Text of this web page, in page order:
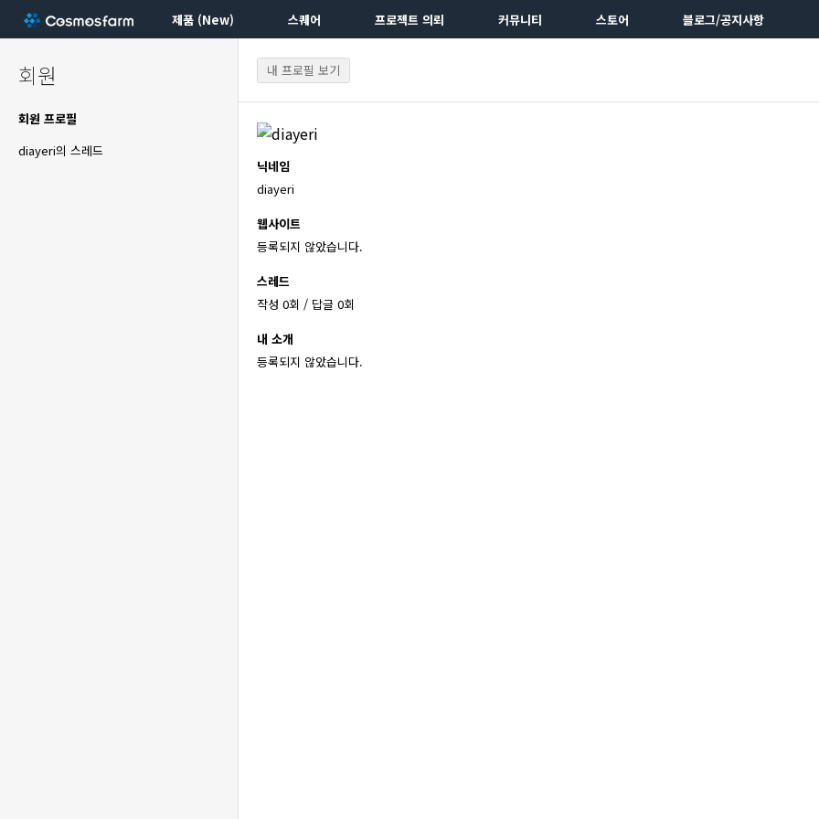
제품 (New) 스퀘어 프로젝트 의뢰 커뮤니티 스토어 블로그/공지사항
회원
회원 프로필
diayeri의 스레드
내 프로필 보기
닉네임
diayeri
웹사이트
등록되지 않았습니다.
스레드
작성 0회 / 답글 0회
내 소개
등록되지 않았습니다.